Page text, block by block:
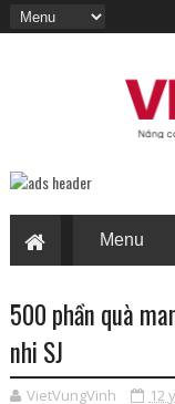
500 phần quà
nhi SJ
VietVungVinh 12